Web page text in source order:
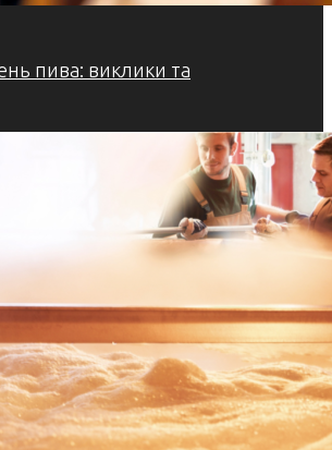
пива: виклики та